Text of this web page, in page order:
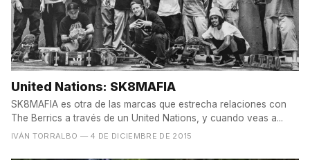
United Nations: SK8MAFIA
SK8MAFIA es otra de las marcas que estrecha relaciones con
The Berrics a través de un United Nations, y cuando veas a...
IVÁN TORRALBO — 4 DE DICIEMBRE DE 2015